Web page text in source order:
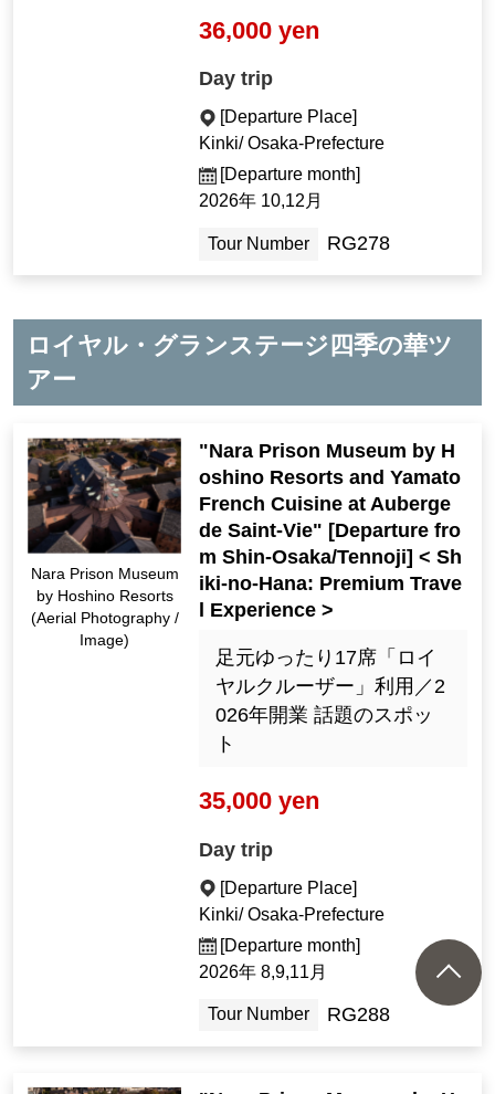
36,000 yen
Day trip
[Departure Place]
Kinki/ Osaka-Prefecture
[Departure month]
2026年 10,12月
Tour Number RG278
ロイヤル・グランステージ四季の華ツ
アー
Nara Prison Museum
by Hoshino Resorts
(Aerial Photography /
Image)
"Nara Prison Museum by H
oshino Resorts and Yamato
French Cuisine at Auberge
de Saint-Vie" [Departure fro
m Shin-Osaka/Tennoji] < Sh
iki-no-Hana: Premium Trave
l Experience >
足元ゆったり17席「ロイ
ヤルクルーザー」利用／2
026年開業 話題のスポッ
ト
35,000 yen
Day trip
[Departure Place]
Kinki/ Osaka-Prefecture
[Departure month]
2026年 8,9,11月
Tour Number RG288